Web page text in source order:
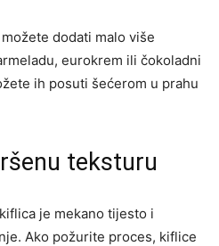
dodati malo više
eurokrem ili čokoladni
ih posuti šećerom u prahu
teksturu
je mekano tijesto i
Ako požurite proces, kiflice